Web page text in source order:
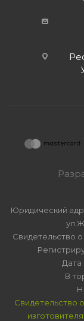
Юридический
Свидетельство
Дата
В
Свидетельство